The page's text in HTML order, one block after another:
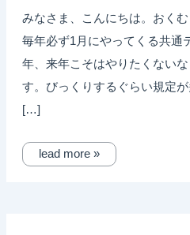
みなさま、こんにちは。おくむ
毎年必ず1月にやってくる共通
年、来年こそはやりたくない
す。びっくりするぐらい規定
[…]
lead more »